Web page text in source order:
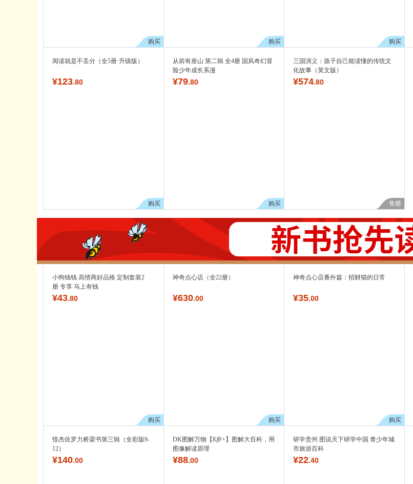
购买 购买 购买
阅读就是不丢分（全5册·升级版）
¥123.80
购买
从前有座山 第二辑 全4册 国风奇幻冒
险少年成长系漫
¥79.80
购买
三国演义：孩子自己能读懂的传统文
化故事（英文版）
¥574.80
售罄
小狗钱钱 高情商好品格 定制套装2
册 专享 马上有钱
¥43.80
购买
神奇点心店（全22册）
¥630.00
购买
神奇点心店番外篇：招财猫的日常
¥35.00
购买
怪杰佐罗力桥梁书第三辑（全彩版9-
12）
¥140.00
DK图解万物【8岁+】图解大百科，用
图像解读原理
¥88.00
研学贵州 图说天下研学中国 青少年城
市旅游百科
¥22.40